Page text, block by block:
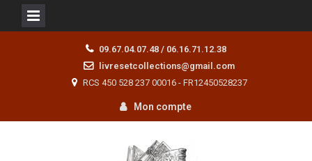
09.67.04.07.48 / 06.16.71.12.38
livresetcollections@gmail.com
RCS 450 528 237 00016 - FR12450528237
Mon compte